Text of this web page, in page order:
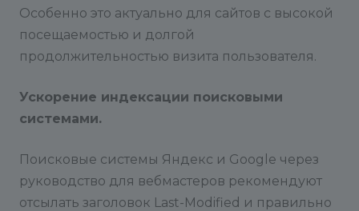
Особенно это актуально для сайтов с высокой
посещаемостью и долгой
продолжительностью визита пользователя.
Ускорение индексации поисковыми
системами.
Поисковые системы Яндекс и Google через
руководство для вебмастеров рекомендуют
отсылать заголовок Last-Modified и правильно